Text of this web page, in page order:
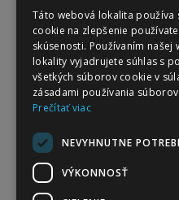
Streda
7,00-8,00 hod.
8,00-12,00 hod.
ambulancii,
Telefónny
/ volať v čase
    !!!!!! Dôležitý oznam !!!!!!
AKÚTNE STAVY
OBJEDNANIA.
V prípade , že sa
Táto webová lokalita používa
cookie na zlepšenie
skúsenosti. Používaním našej
lokality vyjadrujete súhlas s
všetkých súborov cookie v
zásadami používania
Prečítať viac
NEVYHNUTNE
VÝKONNOSŤ